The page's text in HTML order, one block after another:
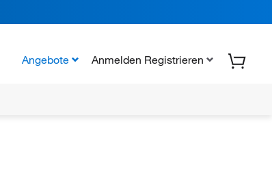
Angebote Anmelden Registrieren